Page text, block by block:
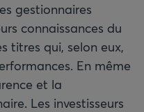
gestionnaires
connaissances du
titres qui, selon eux,
En même
et la
Les investisseurs